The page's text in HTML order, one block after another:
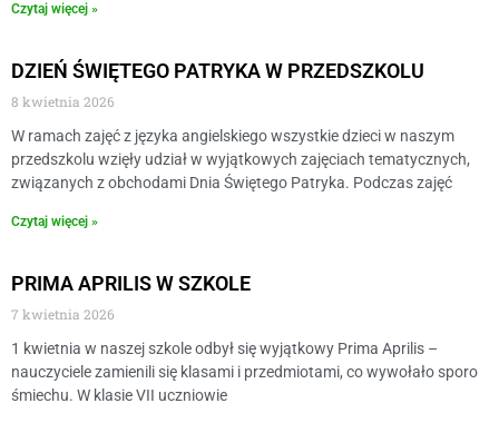
Czytaj więcej »
DZIEŃ ŚWIĘTEGO PATRYKA W PRZEDSZKOLU
8 kwietnia 2026
W ramach zajęć z języka angielskiego wszystkie dzieci w naszym
przedszkolu wzięły udział w wyjątkowych zajęciach tematycznych,
związanych z obchodami Dnia Świętego Patryka. Podczas zajęć
Czytaj więcej »
PRIMA APRILIS W SZKOLE
7 kwietnia 2026
1 kwietnia w naszej szkole odbył się wyjątkowy Prima Aprilis –
nauczyciele zamienili się klasami i przedmiotami, co wywołało sporo
śmiechu. W klasie VII uczniowie